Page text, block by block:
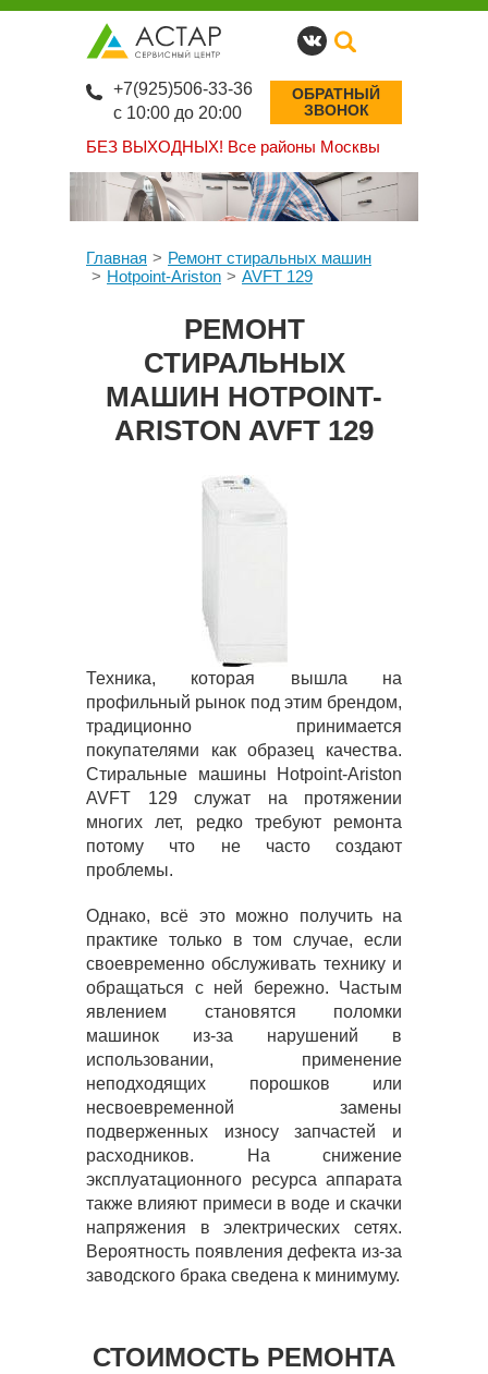
БЕЗ ВЫХОДНЫХ! Все районы Москвы
+7(925)506-33-36
с 10:00 до 20:00
ОБРАТНЫЙ
ЗВОНОК
Главная
Ремонт стиральных машин
Hotpoint-Ariston
AVFT 129
РЕМОНТ
СТИРАЛЬНЫХ
МАШИН HOTPOINT-
ARISTON AVFT 129
Техника, которая вышла на
профильный рынок под этим брендом,
традиционно принимается
покупателями как образец качества.
Стиральные машины Hotpoint-Ariston
AVFT 129 служат на протяжении
многих лет, редко требуют ремонта
потому что не часто создают
проблемы.
Однако, всё это можно получить на
практике только в том случае, если
своевременно обслуживать технику и
обращаться с ней бережно. Частым
явлением становятся поломки
машинок из-за нарушений в
использовании, применение
неподходящих порошков или
несвоевременной замены
подверженных износу запчастей и
расходников. На снижение
эксплуатационного ресурса аппарата
также влияют примеси в воде и скачки
напряжения в электрических сетях.
Вероятность появления дефекта из-за
заводского брака сведена к минимуму.
СТОИМОСТЬ РЕМОНТА